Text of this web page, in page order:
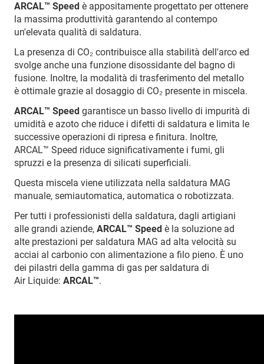
ARCAL™ Speed è appositamente progettato per ottenere
la massima produttività garantendo al contempo
un'elevata qualità di saldatura.
La presenza di CO₂ contribuisce alla stabilità dell'arco ed
svolge anche una funzione disossidante del bagno di
fusione. Inoltre, la modalità di trasferimento del metallo
è ottimale grazie al dosaggio di CO₂ presente in miscela.
ARCAL™ Speed garantisce un basso livello di impurità di
umidità e azoto che riduce i difetti di saldatura e limita le
successive operazioni di ripresa e finitura. Inoltre,
ARCAL™ Speed riduce significativamente i fumi, gli
spruzzi e la presenza di silicati superficiali.
Questa miscela viene utilizzata nella saldatura MAG
manuale, semiautomatica, automatica o robotizzata.
Per tutti i professionisti della saldatura, dagli artigiani
alle grandi aziende, ARCAL™ Speed è la soluzione ad
alte prestazioni per saldatura MAG ad alta velocità su
acciai al carbonio con alimentazione a filo pieno. È uno
dei pilastri della gamma di gas per saldatura di
Air Liquide: ARCAL™.